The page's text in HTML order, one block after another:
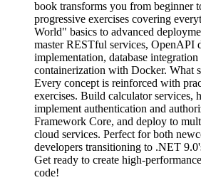
book transforms you from beginner
progressive exercises covering
World" basics to advanced
master RESTful services, OpenAPI
implementation, database
containerization with Docker. What
Every concept is reinforced with
exercises. Build calculator services,
implement authentication and
Framework Core, and deploy to
cloud services. Perfect for both
developers transitioning to .NET
Get ready to create high-
code!